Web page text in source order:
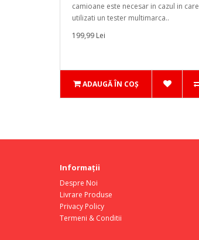
camioane este necesar in cazul in care
utilizati un tester multimarca..
199,99 Lei
ADAUGĂ ÎN COŞ
Informaţii
Despre Noi
Livrare Produse
Privacy Policy
Termeni & Conditii